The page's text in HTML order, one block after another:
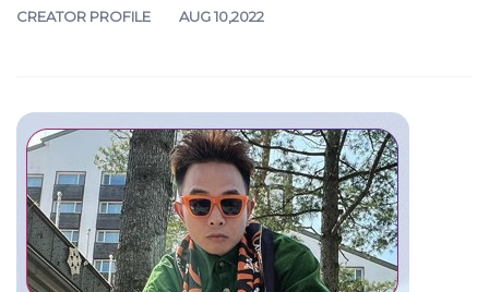
CREATOR PROFILE AUG 10,2022